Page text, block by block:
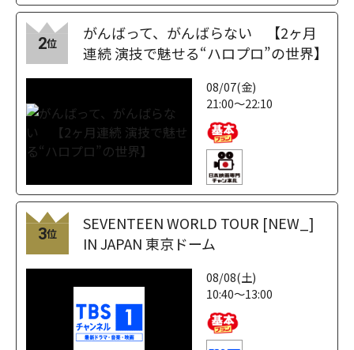
2位
がんばって、がんばらない 【2ヶ月
連続 演技で魅せる“ハロプロ”の世界】
08/07(金)
21:00～22:10
3位
SEVENTEEN WORLD TOUR [NEW_]
IN JAPAN 東京ドーム
08/08(土)
10:40～13:00